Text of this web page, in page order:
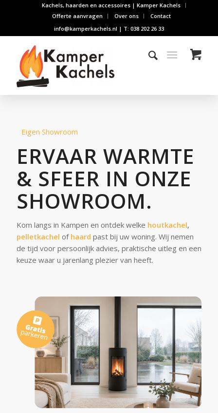
Kachels, haarden en accessoires | Kamper Kachels
Offerte aanvragen
Over ons
Contact
info@kamperkachels.nl | T: 038 202 26 33
Eigen Showroom
ERVAAR WARMTE
& SFEER IN ONZE
SHOWROOM.
Kom langs in Kampen en ontdek welke houtkachel,
pelletkachel of haard past bij uw woning. Wij nemen
de tijd voor persoonlijk advies, praktische uitleg en een
keuze waar u jarenlang plezier van heeft.